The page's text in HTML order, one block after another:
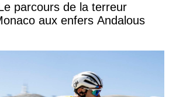
parcours de la terreur
aux enfers Andalous